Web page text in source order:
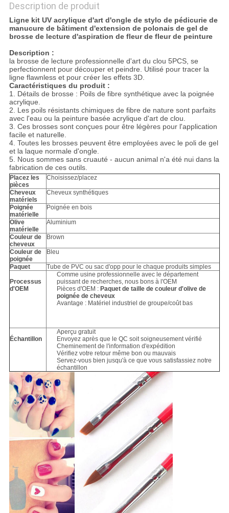
Description de produit
Ligne kit UV acrylique d'art d'ongle de stylo de pédicurie de
manucure de bâtiment d'extension de polonais de gel de
brosse de lecture d'aspiration de fleur de fleur de peinture
Description :
la brosse de lecture professionnelle d'art du clou 5PCS, se
perfectionnent pour découper et peindre. Utilisé pour tracer la
ligne flawnless et pour créer les effets 3D.
Caractéristiques du produit :
1. Détails de brosse : Poils de fibre synthétique avec la poignée
acrylique.
2. Les poils résistants chimiques de fibre de nature sont parfaits
avec l'eau ou la peinture basée acrylique d'art de clou.
3. Ces brosses sont conçues pour être légères pour l'application
facile et naturelle.
4. Toutes les brosses peuvent être employées avec le poli de gel
et la laque normale d'ongle.
5. Nous sommes sans cruauté - aucun animal n'a été nui dans la
fabrication de ces outils.
Placez les
pièces
Choisissez/placez
Cheveux
matériels
Cheveux synthétiques
Poignée
matérielle
Poignée en bois
Olive
matérielle
Aluminium
Couleur de
cheveux
Brown
Couleur de
poignée
Bleu
Paquet Tube de PVC ou sac d'opp pour le chaque produits simples
Processus
d'OEM
Comme usine professionnelle avec le département
puissant de recherches, nous bons à l'OEM
Pièces d'OEM : Paquet de taille de couleur d'olive de
poignée de cheveux
Avantage : Matériel industriel de groupe/coût bas
Échantillon
Aperçu gratuit
Envoyez après que le QC soit soigneusement vérifié
Cheminement de l'information d'expédition
Vérifiez votre retour même bon ou mauvais
Servez-vous bien jusqu'à ce que vous satisfassiez notre
échantillon